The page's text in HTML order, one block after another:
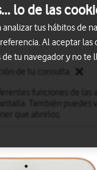
de tu consulta
También puedes
lo de las
tus hábitos de
Al aceptar
tu navegador y no te